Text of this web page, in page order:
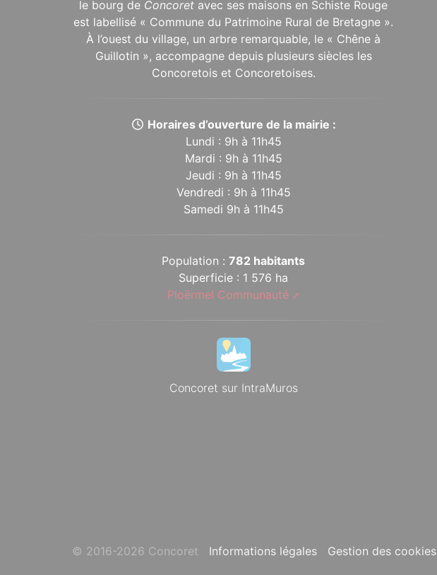
le bourg de Concoret avec ses maisons en Schiste Rouge
est labellisé « Commune du Patrimoine Rural de Bretagne ».
À l’ouest du village, un arbre remarquable, le « Chêne à
Guillotin », accompagne depuis plusieurs siècles les
Concoretois et Concoretoises.
Horaires d’ouverture de la mairie :
Lundi : 9h à 11h45
Mardi : 9h à 11h45
Jeudi : 9h à 11h45
Vendredi : 9h à 11h45
Samedi 9h à 11h45
Population :782 habitants
Superficie : 1 576 ha
Ploërmel Communauté
Concoret sur IntraMuros
© 2016-2026 Concoret Informations légales Gestion des cookies